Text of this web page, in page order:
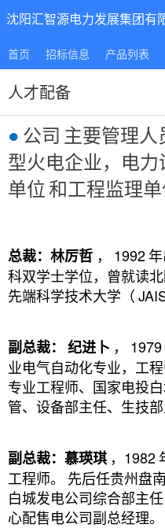
沈阳汇智源电力发展集团有
首页 招标信息 产品列表
人才配备
● 公司 主要管理人
型火电企业，电
单位 和工程监理单
总裁：林厉哲 ， 1992
科双学士学位，曾就读
先端科学技术大学（
副总裁： 纪进卜 ， 1979
业电气自动化专业，工程
专业工程师、国家电投
管、设备部主任、生技部
副总裁：慕瑛琪 ，1982
工程师。
先后任贵州盘
白城发电公司综合部主
心配售电公司副总经理。